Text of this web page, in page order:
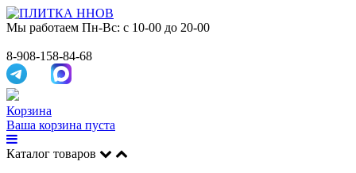
Мы работаем Пн-Вс: с 10-00 до 20-00
8-908-158-84-68
Корзина
Ваша корзина пуста
Каталог товаров